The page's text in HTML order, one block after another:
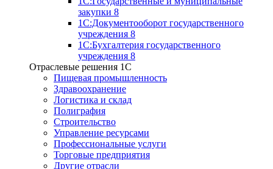
закупки 8
1С:Документооборот государственного
учреждения 8
1С:Бухгалтерия государственного
учреждения 8
Отраслевые решения 1C
Пищевая промышленность
Здравоохранение
Логистика и склад
Полиграфия
Строительство
Управление ресурсами
Профессиональные услуги
Торговые предприятия
Другие отрасли